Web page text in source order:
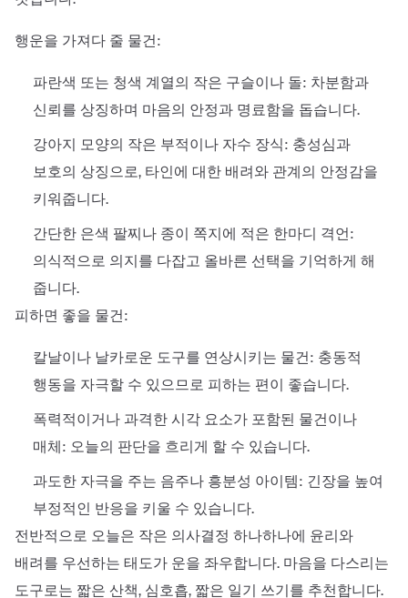
행운을 가져다 줄 물건:
파란색 또는 청색 계열의 작은 구슬이나 돌: 차분함과
신뢰를 상징하며 마음의 안정과 명료함을 돕습니다.
강아지 모양의 작은 부적이나 자수 장식: 충성심과
보호의 상징으로, 타인에 대한 배려와 관계의 안정감을
키워줍니다.
간단한 은색 팔찌나 종이 쪽지에 적은 한마디 격언:
의식적으로 의지를 다잡고 올바른 선택을 기억하게 해
줍니다.
피하면 좋을 물건:
칼날이나 날카로운 도구를 연상시키는 물건: 충동적
행동을 자극할 수 있으므로 피하는 편이 좋습니다.
폭력적이거나 과격한 시각 요소가 포함된 물건이나
매체: 오늘의 판단을 흐리게 할 수 있습니다.
과도한 자극을 주는 음주나 흥분성 아이템: 긴장을 높여
부정적인 반응을 키울 수 있습니다.
전반적으로 오늘은 작은 의사결정 하나하나에 윤리와
배려를 우선하는 태도가 운을 좌우합니다. 마음을 다스리는
도구로는 짧은 산책, 심호흡, 짧은 일기 쓰기를 추천합니다.